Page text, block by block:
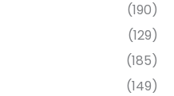
(190)
(129)
(185)
(149)